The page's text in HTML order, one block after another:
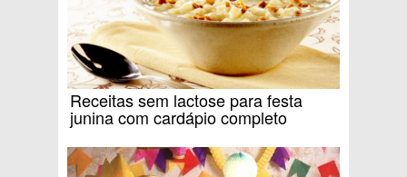
Receitas sem lactose para festa
junina com cardápio completo